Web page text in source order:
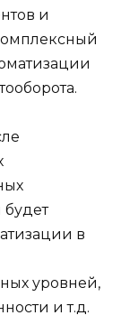
и
будет
в
уровней,
и т.д.